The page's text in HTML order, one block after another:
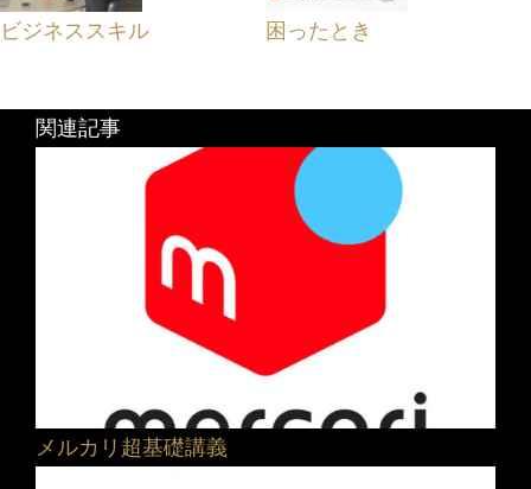
ビジネススキル 困ったとき
関連記事
メルカリ超基礎講義